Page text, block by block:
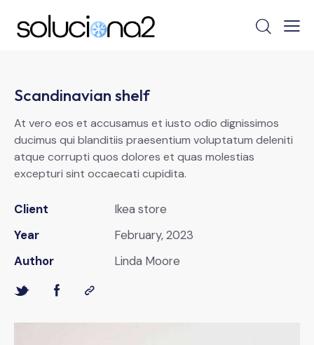
Scandinavian shelf
At vero eos et accusamus et iusto odio dignissimos
ducimus qui blanditiis praesentium voluptatum deleniti
atque corrupti quos dolores et quas molestias
excepturi sint occaecati cupidita.
Client
Ikea store
Year
February, 2023
Author
Linda Moore